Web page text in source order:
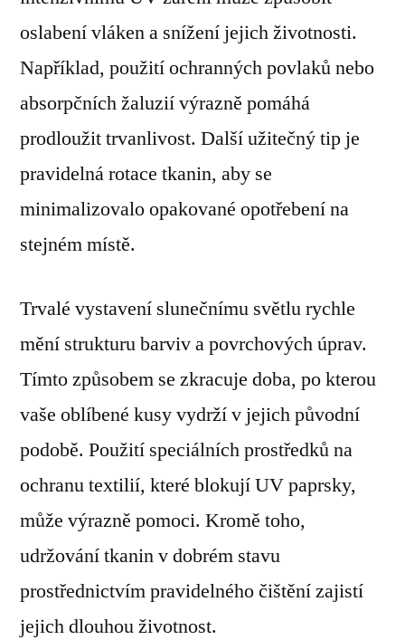
oslabení vláken a snížení jejich životnosti.
Například, použití ochranných povlaků nebo
absorpčních žaluzií výrazně pomáhá
prodloužit trvanlivost. Další užitečný tip je
pravidelná rotace tkanin, aby se
minimalizovalo opakované opotřebení na
stejném místě.
Trvalé vystavení slunečnímu světlu rychle
mění strukturu barviv a povrchových úprav.
Tímto způsobem se zkracuje doba, po kterou
vaše oblíbené kusy vydrží v jejich původní
podobě. Použití speciálních prostředků na
ochranu textilií, které blokují UV paprsky,
může výrazně pomoci. Kromě toho,
udržování tkanin v dobrém stavu
prostřednictvím pravidelného čištění zajistí
jejich dlouhou životnost.